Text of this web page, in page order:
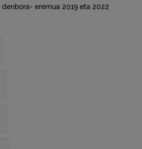
eremua 2019 eta 2022